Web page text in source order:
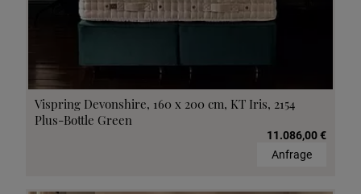
Vispring Devonshire, 160 x 200 cm, KT Iris, 2154
Plus-Bottle Green
11.086,00 €
Anfrage